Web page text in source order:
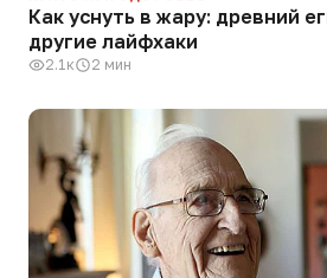
Как уснуть в жару: древний
другие лайфхаки
2.1к 2 мин